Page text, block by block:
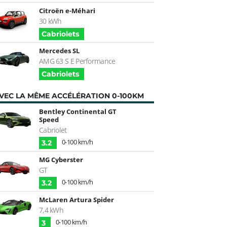
Citroën e-Méhari
30 kWh
Cabriolets
Mercedes SL
AMG 63 S E Performance
Cabriolets
LA MÊME ACCÉLÉRATION 0-100KM
Bentley Continental GT
Speed
Cabriolet
3.2
0-100 km/h
MG Cyberster
GT
3.2
0-100 km/h
McLaren Artura Spider
7,4 kWh
3 0-100 km/h